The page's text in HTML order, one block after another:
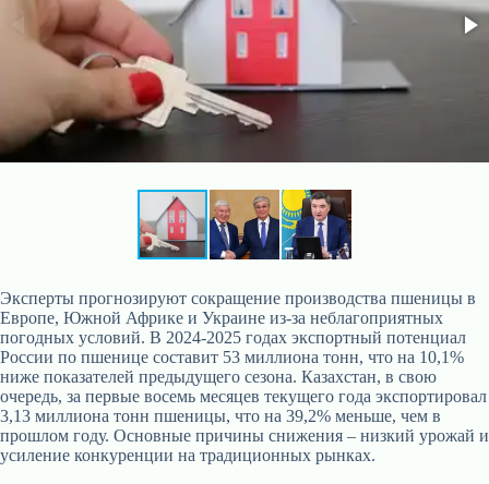
Эксперты прогнозируют сокращение производства пшеницы в
Европе, Южной Африке и Украине из-за неблагоприятных
погодных условий. В 2024-2025 годах экспортный потенциал
России по пшенице составит 53 миллиона тонн, что на 10,1%
ниже показателей предыдущего сезона. Казахстан, в свою
очередь, за первые восемь месяцев текущего года экспортировал
3,13 миллиона тонн пшеницы, что на 39,2% меньше, чем в
прошлом году. Основные причины снижения – низкий урожай и
усиление конкуренции на традиционных рынках.